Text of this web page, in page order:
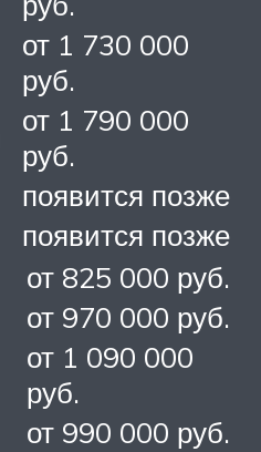
от 1 730 000
руб.
от 1 790 000
руб.
появится позже
появится позже
от 825 000 руб.
от 970 000 руб.
от 1 090 000
руб.
от 990 000 руб.